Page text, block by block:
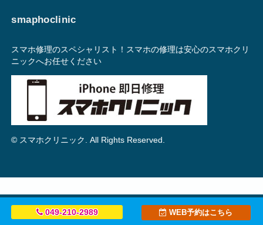
smaphoclinic
スマホ修理のスペシャリスト！スマホの修理は安心のスマホクリ
ニックへお任せください
© スマホクリニック. All Rights Reserved.
049-210-2989 WEB予約はこちら